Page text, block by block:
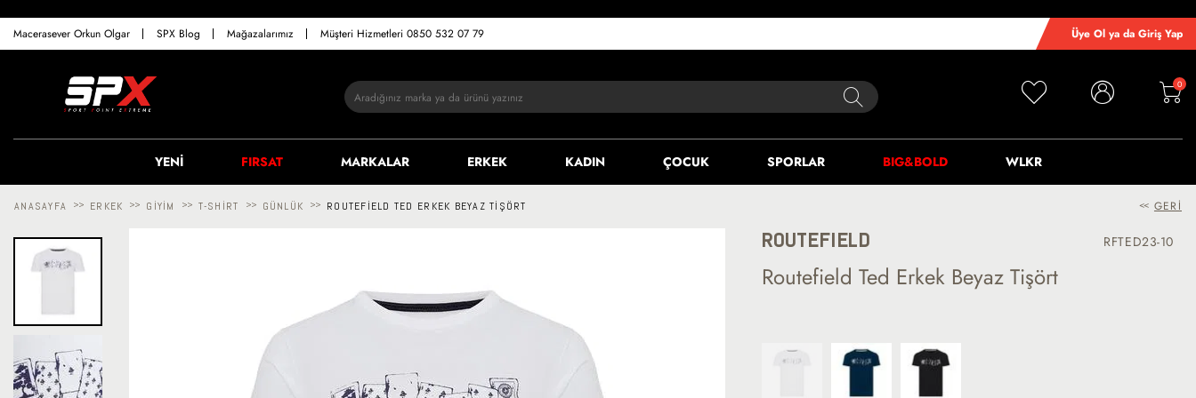
Macerasever Orkun Olgar SPX Blog Mağazalarımız Müşteri Hizmetleri 0850 532 07 79 Üye Ol ya da Giriş Yap
0
YENİ FIRSAT MARKALAR ERKEK KADIN ÇOCUK SPORLAR BIG&BOLD WLKR
ANASAYFA >> ERKEK >> GIYIM >> T-SHIRT >> GÜNLÜK >> ROUTEFIELD TED ERKEK BEYAZ TIŞÖRT << GERI
ROUTEFIELD RFTED23-10
Routefield Ted Erkek Beyaz Tişört